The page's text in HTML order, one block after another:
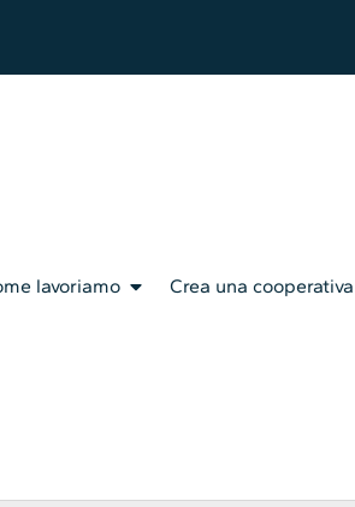
lavoriamo Crea una cooperativa